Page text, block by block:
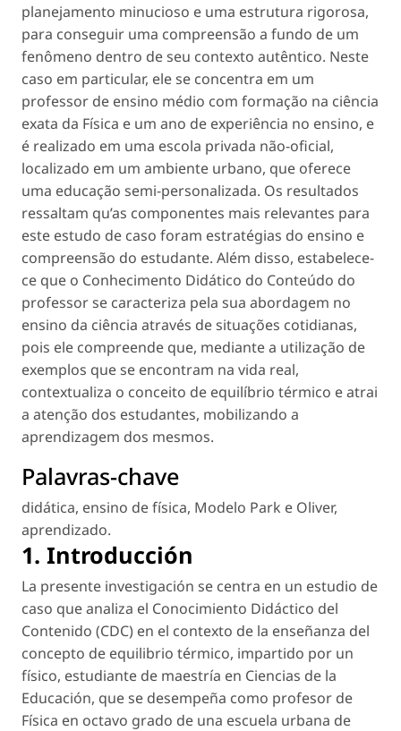
planejamento minucioso e uma estrutura rigorosa,
para conseguir uma compreensão a fundo de um
fenômeno dentro de seu contexto autêntico. Neste
caso em particular, ele se concentra em um
professor de ensino médio com formação na ciência
exata da Física e um ano de experiência no ensino, e
é realizado em uma escola privada não-oficial,
localizado em um ambiente urbano, que oferece
uma educação semi-personalizada. Os resultados
ressaltam qu’as componentes mais relevantes para
este estudo de caso foram estratégias do ensino e
compreensão do estudante. Além disso, estabelece-
ce que o Conhecimento Didático do Conteúdo do
professor se caracteriza pela sua abordagem no
ensino da ciência através de situações cotidianas,
pois ele compreende que, mediante a utilização de
exemplos que se encontram na vida real,
contextualiza o conceito de equilíbrio térmico e atrai
a atenção dos estudantes, mobilizando a
aprendizagem dos mesmos.
Palavras-chave
didática, ensino de física, Modelo Park e Oliver,
aprendizado.
1. Introducción
La presente investigación se centra en un estudio de
caso que analiza el Conocimiento Didáctico del
Contenido (CDC) en el contexto de la enseñanza del
concepto de equilibrio térmico, impartido por un
físico, estudiante de maestría en Ciencias de la
Educación, que se desempeña como profesor de
Física en octavo grado de una escuela urbana de